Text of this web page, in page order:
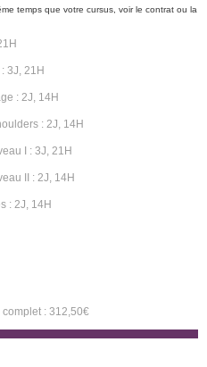
temps que votre cursus, voir le contrat ou la
3J, 21H
: 2J, 14H
: 2J, 14H
I : 3J, 21H
II : 2J, 14H
: 2J, 14H
: 312,50€